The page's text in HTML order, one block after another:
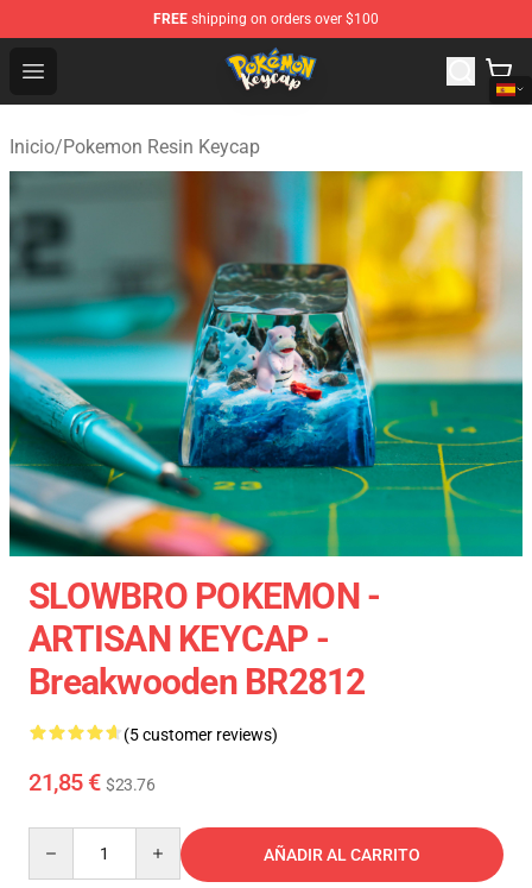
FREE shipping on orders over $100
Open menu
Pokemon Keycap Shop - The Best Store of Pokemon
Inicio/Pokemon Resin Keycap
SLOWBRO POKEMON -
ARTISAN KEYCAP -
Breakwooden BR2812
(5 customer reviews)
21,85 € $23.76
AÑADIR AL CARRITO